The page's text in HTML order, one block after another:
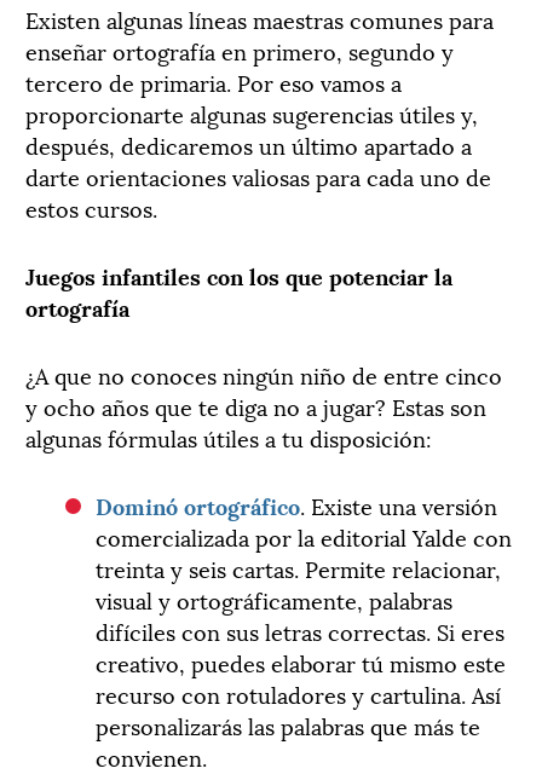
Existen algunas líneas maestras comunes para
enseñar ortografía en primero, segundo y
tercero de primaria. Por eso vamos a
proporcionarte algunas sugerencias útiles y,
después, dedicaremos un último apartado a
darte orientaciones valiosas para cada uno de
estos cursos.
Juegos infantiles con los que potenciar la
ortografía
¿A que no conoces ningún niño de entre cinco
y ocho años que te diga no a jugar? Estas son
algunas fórmulas útiles a tu disposición:
Dominó ortográfico. Existe una versión
comercializada por la editorial Yalde con
treinta y seis cartas. Permite relacionar,
visual y ortográficamente, palabras
difíciles con sus letras correctas. Si eres
creativo, puedes elaborar tú mismo este
recurso con rotuladores y cartulina. Así
personalizarás las palabras que más te
convienen.